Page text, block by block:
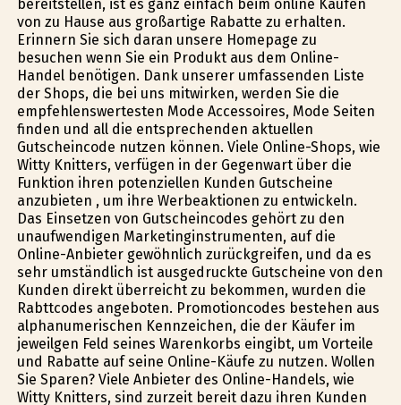
bereitstellen, ist es ganz einfach beim online Kaufen
von zu Hause aus großartige Rabatte zu erhalten.
Erinnern Sie sich daran unsere Homepage zu
besuchen wenn Sie ein Produkt aus dem Online-
Handel benötigen. Dank unserer umfassenden Liste
der Shops, die bei uns mitwirken, werden Sie die
empfehlenswertesten Mode Accessoires, Mode Seiten
finden und all die entsprechenden aktuellen
Gutscheincode nutzen können. Viele Online-Shops, wie
Witty Knitters, verfügen in der Gegenwart über die
Funktion ihren potenziellen Kunden Gutscheine
anzubieten , um ihre Werbeaktionen zu entwickeln.
Das Einsetzen von Gutscheincodes gehört zu den
unaufwendigen Marketinginstrumenten, auf die
Online-Anbieter gewöhnlich zurückgreifen, und da es
sehr umständlich ist ausgedruckte Gutscheine von den
Kunden direkt überreicht zu bekommen, wurden die
Rabttcodes angeboten. Promotioncodes bestehen aus
alphanumerischen Kennzeichen, die der Käufer im
jeweilgen Feld seines Warenkorbs eingibt, um Vorteile
und Rabatte auf seine Online-Käufe zu nutzen. Wollen
Sie Sparen? Viele Anbieter des Online-Handels, wie
Witty Knitters, sind zurzeit bereit dazu ihren Kunden